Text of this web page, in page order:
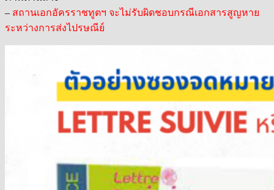
– สถานเอกอัครราชทูตฯ จะไม่รับผิดชอบกรณีเอกสารสูญหาย
ระหว่างการส่งไปรษณีย์